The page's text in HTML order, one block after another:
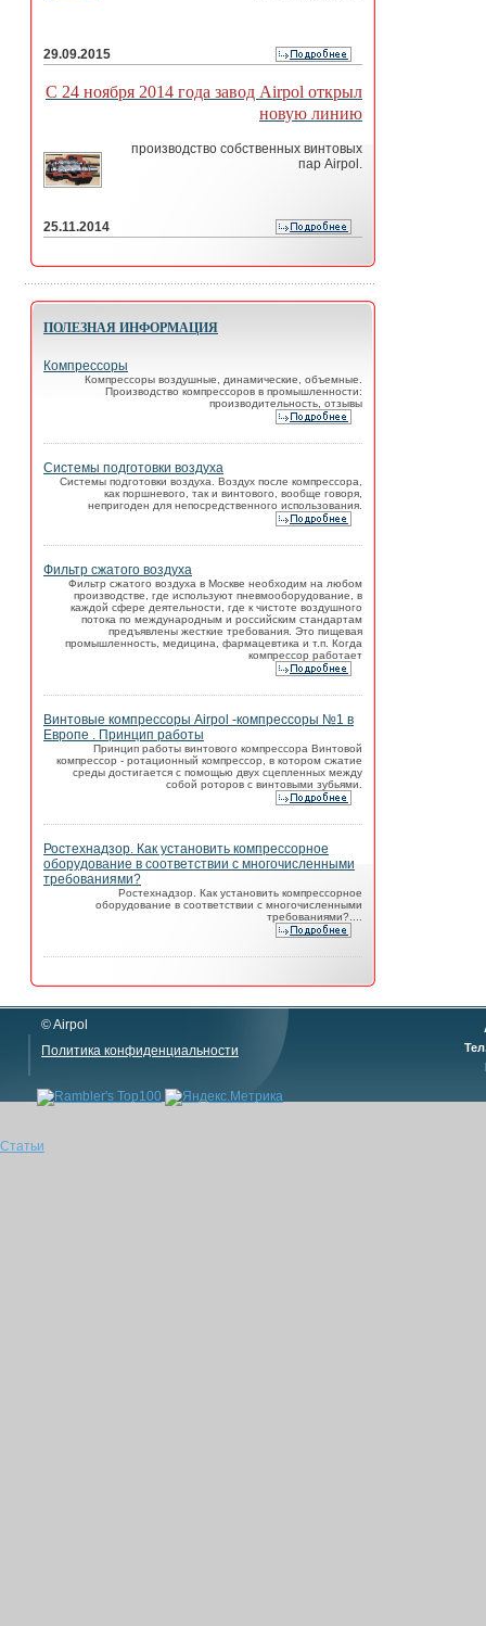
29.09.2015
С 24 ноября 2014 года завод Airpol открыл
новую линию
производство собственных винтовых
пар Airpol.
25.11.2014
ПОЛЕЗНАЯ ИНФОРМАЦИЯ
Компрессоры
Компрессоры воздушные, динамические, объемные.
Производство компрессоров в промышленности:
производительность, отзывы
Системы подготовки воздуха
Системы подготовки воздуха. Воздух после компрессора,
как поршневого, так и винтового, вообще говоря,
непригоден для непосредственного использования.
Фильтр сжатого воздуха
Фильтр сжатого воздуха в Москве необходим на любом
производстве, где используют пневмооборудование, в
каждой сфере деятельности, где к чистоте воздушного
потока по международным и российским стандартам
предъявлены жесткие требования. Это пищевая
промышленность, медицина, фармацевтика и т.п. Когда
компрессор работает
Винтовые компрессоры Airpol -компрессоры №1 в
Европе . Принцип работы
Принцип работы винтового компрессора Винтовой
компрессор - ротационный компрессор, в котором сжатие
среды достигается с помощью двух сцепленных между
собой роторов с винтовыми зубьями.
Ростехнадзор. Как установить компрессорное
оборудование в соответствии с многочисленными
требованиями?
Ростехнадзор. Как установить компрессорное
оборудование в соответствии с многочисленными
требованиями?....
© Airpol
Политика конфиденциальности
Статьи